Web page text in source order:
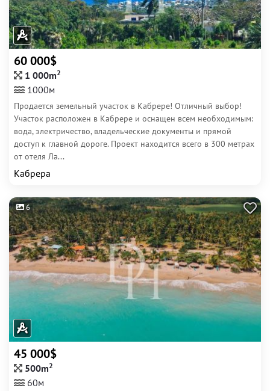
60 000$
1 000m2
1000м
Продается земельный участок в Кабрере! Отличный выбор!
Участок расположен в Кабрере и оснащен всем необходимым:
вода, электричество, владельческие документы и прямой
доступ к главной дороге. Проект находится всего в 300 метрах
от отеля Ла...
Кабрера
6
45 000$
500m2
60м